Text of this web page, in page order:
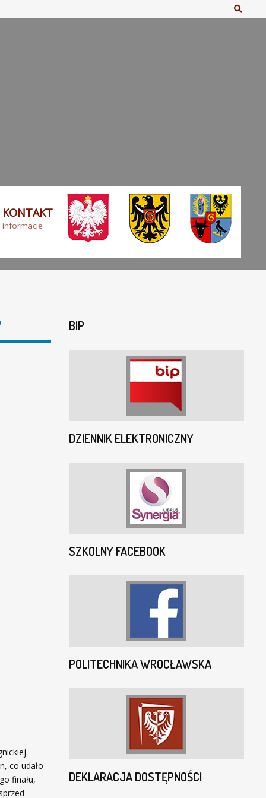
Szukaj
KONTAKT
informacje
co udało
finału,
BIP
DZIENNIK ELEKTRONICZNY
SZKOLNY FACEBOOK
POLITECHNIKA WROCŁAWSKA
DEKLARACJA DOSTĘPNOŚCI